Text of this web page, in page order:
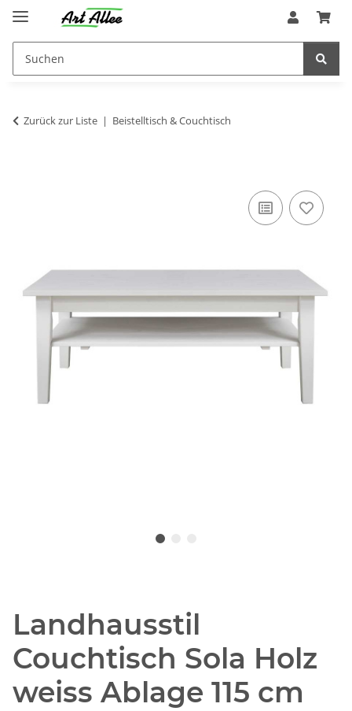
Zurück zur Liste Beistelltisch & Couchtisch
Landhausstil
Couchtisch Sola Holz
weiss Ablage 115 cm